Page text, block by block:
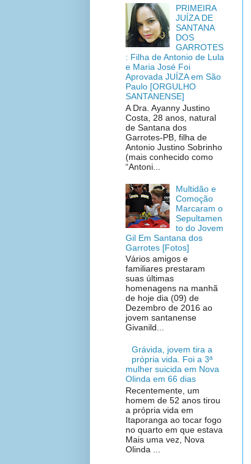
PRIMEIRA
JUÍZA DE
SANTANA
DOS
GARROTES
: Filha de Antonio de Lula
e Maria José Foi
Aprovada JUÍZA em São
Paulo [ORGULHO
SANTANENSE]
A Dra. Ayanny Justino
Costa, 28 anos, natural
de Santana dos
Garrotes-PB, filha de
Antonio Justino Sobrinho
(mais conhecido como
“Antoni...
Multidão e
Comoção
Marcaram o
Sepultamen
to do Jovem
Gil Em Santana dos
Garrotes [Fotos]
Vários amigos e
familiares prestaram
suas últimas
homenagens na manhã
de hoje dia (09) de
Dezembro de 2016 ao
jovem santanense
Givanild...
Grávida, jovem tira a
própria vida. Foi a 3ª
mulher suicida em Nova
Olinda em 66 dias
Recentemente, um
homem de 52 anos tirou
a própria vida em
Itaporanga ao tocar fogo
no quarto em que estava
Mais uma vez, Nova
Olinda ...